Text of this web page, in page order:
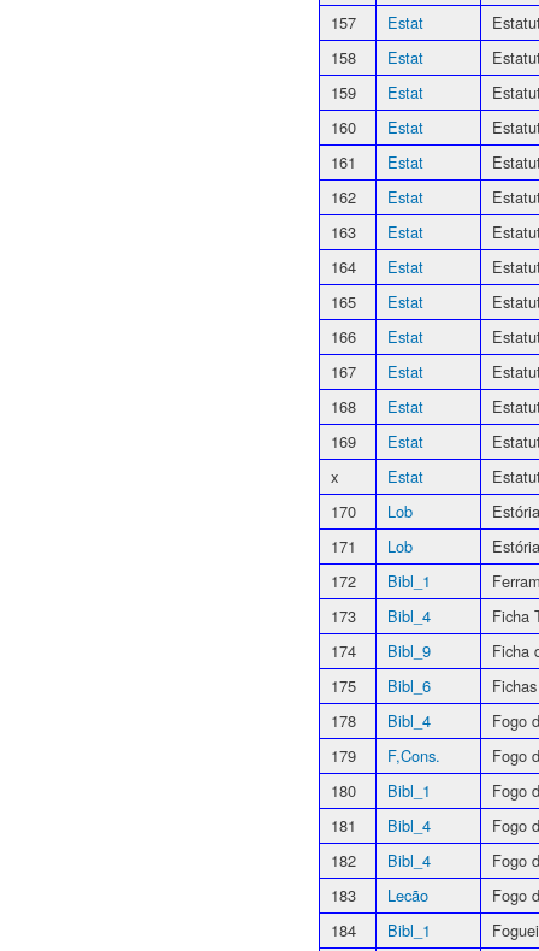
157
Estat
158
Estat
159
Estat
160
Estat
161
Estat
162
Estat
163
Estat
164
Estat
165
Estat
166
Estat
167
Estat
168
Estat
169
Estat
x
Estat
170
Lob
171
Lob
172
Bibl_1
173
Bibl_4
Ficha
174
Bibl_9
Ficha
175
Bibl_6
178
Bibl_4
Fogo
179
F,Cons.
Fogo
180
Bibl_1
Fogo
181
Bibl_4
Fogo
182
Bibl_4
Fogo
183
Lecão
Fogo
184
Bibl_1